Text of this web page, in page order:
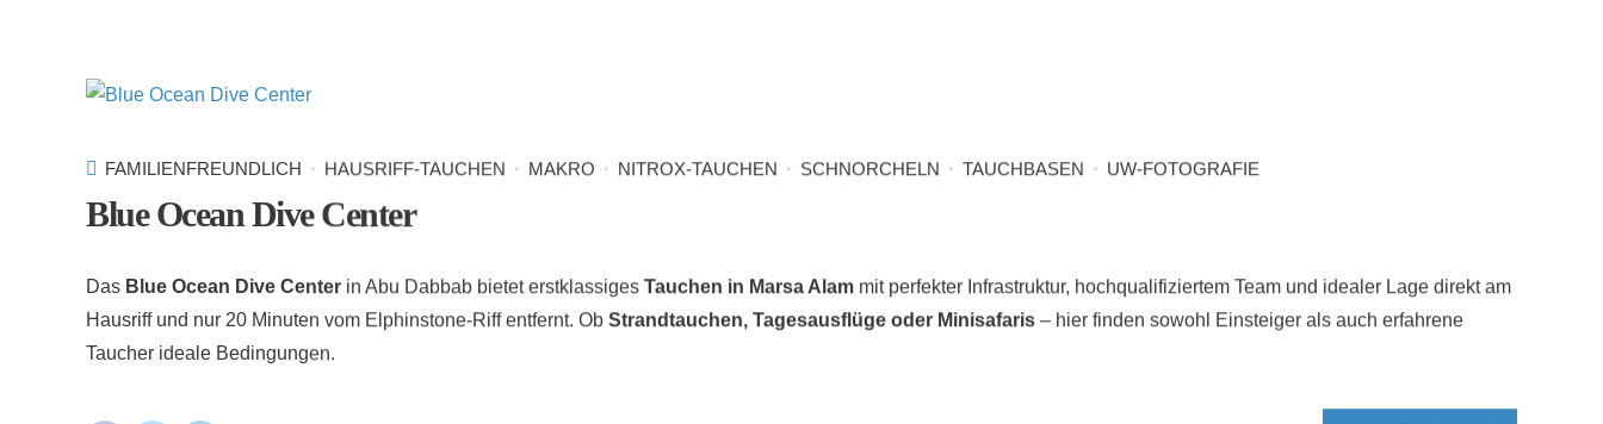
FAMILIENFREUNDLICH HAUSRIFF-TAUCHEN MAKRO NITROX-TAUCHEN SCHNORCHELN TAUCHBASEN UW-FOTOGRAFIE
Blue Ocean Dive Center
Das Blue Ocean Dive Center in Abu Dabbab bietet erstklassiges Tauchen in Marsa Alam mit perfekter Infrastruktur, hochqualifiziertem Team und idealer Lage direkt am
Hausriff und nur 20 Minuten vom Elphinstone-Riff entfernt. Ob Strandtauchen, Tagesausflüge oder Minisafaris – hier finden sowohl Einsteiger als auch erfahrene
Taucher ideale Bedingungen.